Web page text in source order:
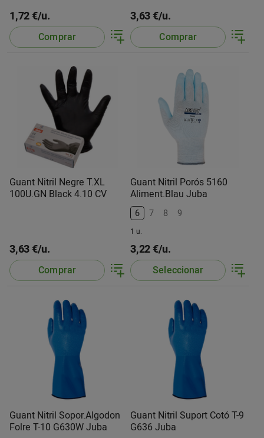
1,72 €/u.
Comprar
3,63 €/u.
Comprar
Guant Nitril Negre T.XL
100U.GN Black 4.10 CV
3,63 €/u.
Comprar
Guant Nitril Porós 5160
Aliment.Blau Juba
6 7 8 9
1 u.
3,22 €/u.
Seleccionar
Guant Nitril Sopor.Algodon
Folre T-10 G630W Juba
Guant Nitril Suport Cotó T-9
G636 Juba